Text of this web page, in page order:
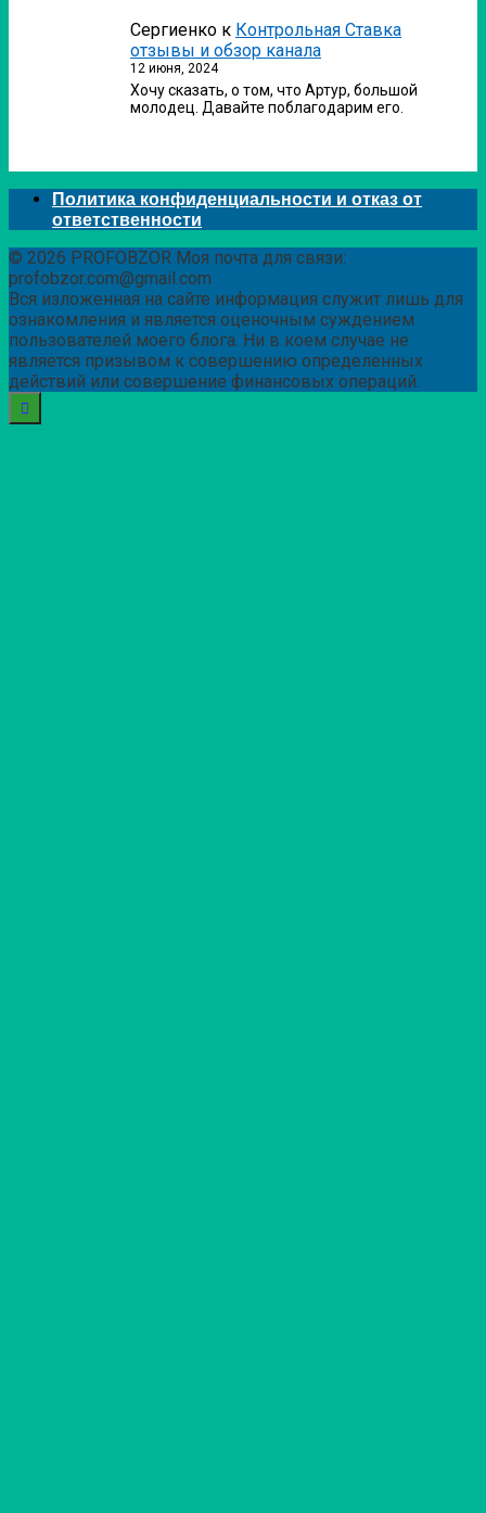
Сергиенко к Контрольная Ставка
отзывы и обзор канала
12 июня, 2024
Хочу сказать, о том, что Артур, большой
молодец. Давайте поблагодарим его.
Политика конфиденциальности и отказ от
ответственности
© 2026 PROFOBZOR Моя почта для связи:
profobzor.com@gmail.com
Вся изложенная на сайте информация служит лишь для
ознакомления и является оценочным суждением
пользователей моего блога. Ни в коем случае не
является призывом к совершению определенных
действий или совершение финансовых операций.